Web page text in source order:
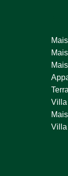
Villa
Villa